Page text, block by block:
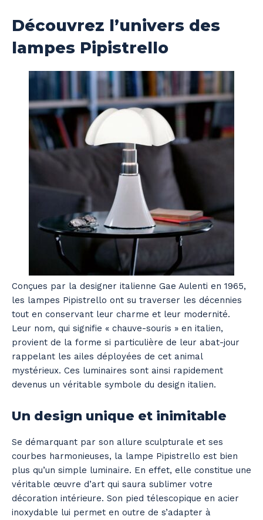
Découvrez l’univers des
lampes Pipistrello
Conçues par la designer italienne Gae Aulenti en 1965,
les lampes Pipistrello ont su traverser les décennies
tout en conservant leur charme et leur modernité.
Leur nom, qui signifie « chauve-souris » en italien,
provient de la forme si particulière de leur abat-jour
rappelant les ailes déployées de cet animal
mystérieux. Ces luminaires sont ainsi rapidement
devenus un véritable symbole du design italien.
Un design unique et inimitable
Se démarquant par son allure sculpturale et ses
courbes harmonieuses, la lampe Pipistrello est bien
plus qu’un simple luminaire. En effet, elle constitue une
véritable œuvre d’art qui saura sublimer votre
décoration intérieure. Son pied télescopique en acier
inoxydable lui permet en outre de s’adapter à